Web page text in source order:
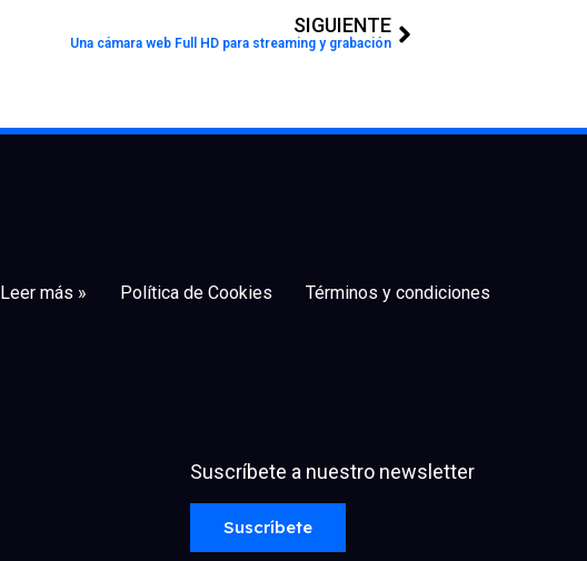
SIGUIENTE
Una cámara web Full HD para streaming y grabación
Leer más » Política de Cookies Términos y condiciones
Suscríbete a nuestro newsletter
Suscríbete
facebook
x linkedinyoutubeinstagram
spotify